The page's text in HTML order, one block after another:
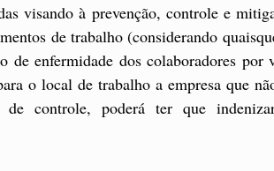
visando à prevenção, controle e
de trabalho (considerando
de enfermidade dos colaboradores por
o local de trabalho a empresa que
de controle, poderá ter que